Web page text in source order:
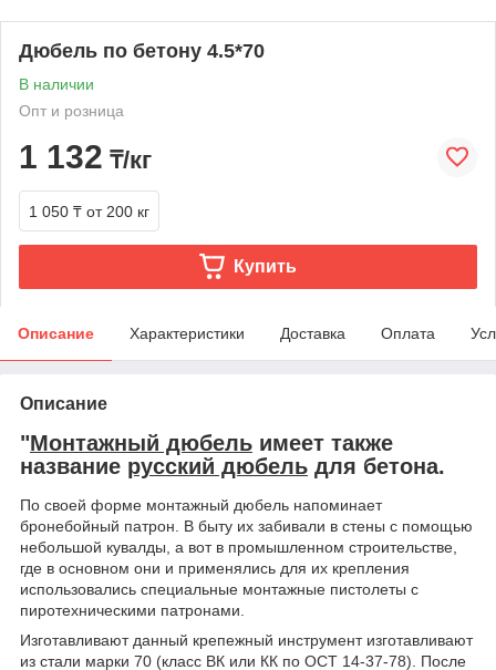
Дюбель по бетону 4.5*70
В наличии
Опт и розница
1 132 ₸/кг
1 050 ₸ от 200 кг
Купить
Описание Характеристики Доставка Оплата
Описание
"Монтажный дюбель имеет также
название русский дюбель для бетона.
По своей форме монтажный дюбель напоминает
бронебойный патрон. В быту их забивали в стены с помощью
небольшой кувалды, а вот в промышленном строительстве,
где в основном они и применялись для их крепления
использовались специальные монтажные пистолеты с
пиротехническими патронами.
Изготавливают данный крепежный инструмент изготавливают
из стали марки 70 (класс ВК или КК по ОСТ 14-37-78). После